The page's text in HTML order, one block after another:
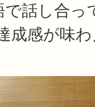
話し合っ
成感が味